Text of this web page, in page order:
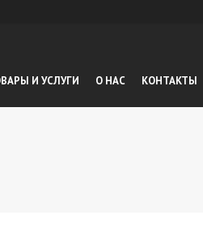
И УСЛУГИ О НАС КОНТАКТЫ